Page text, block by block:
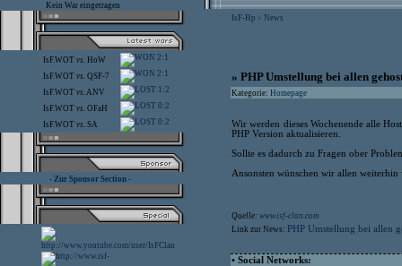
Kein War eingetragen
IsF.WOT vs. HoW 2:1
IsF.WOT vs. QSF-7 2:1
IsF.WOT vs.ANV 1:2
IsF.WOT vs. OFaH 0:2
IsF.WOT vs. SA 0:2
- Zur Sponsor Section -
IsF-Hp > News
» PHP Umstellung bei allen
Kategorie: Homepage
Wir werden dieses Wochenende alle
PHP Version aktualisieren.
Sollte es dadurch zu Fragen ober
Ansonsten wünschen wir allen
Quelle: www.isf-clan.com
Link zur News: PHP Umstellung bei allen
• Social Networks: